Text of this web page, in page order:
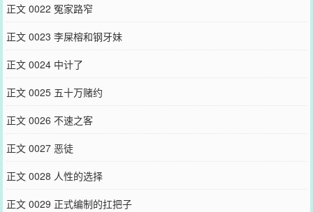
正文 0022 冤家路窄
正文 0023 李屎榕和钢牙妹
正文 0024 中计了
正文 0025 五十万赌约
正文 0026 不速之客
正文 0027 恶徒
正文 0028 人性的选择
正文 0029 正式编制的扛把子